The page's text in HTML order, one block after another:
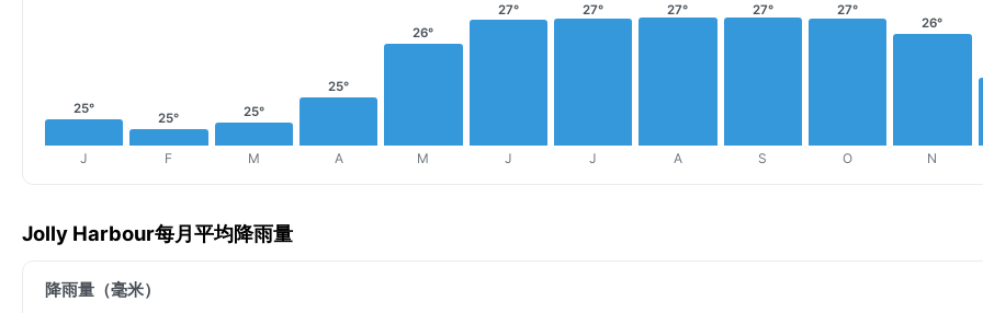
25°
J
25°
F
25°
M
25°
A
26°
M
27°
J
27°
J
27°
A
27°
S
27°
O
26°
N
Jolly Harbour每月平均降雨量
降雨量（毫米）